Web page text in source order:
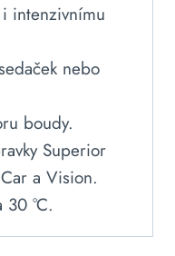
intenzivnímu
nebo
boudy.
Superior
a Vision.
°C.